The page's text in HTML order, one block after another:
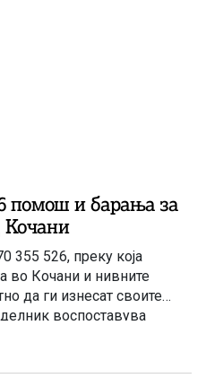
помош и барања за
Кочани
355 526, преку која
во Кочани и нивните
да ги изнесат своите
воспоставува
новата телефонска линија
повредени и нивните